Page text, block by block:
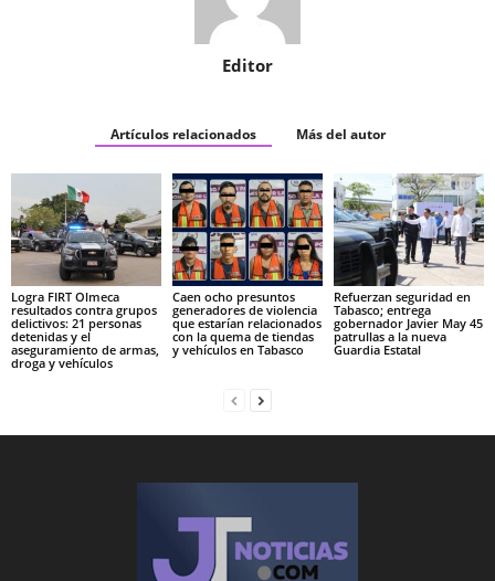
Editor
Artículos relacionados Más del autor
Logra FIRT Olmeca
resultados contra grupos
delictivos: 21 personas
detenidas y el
aseguramiento de armas,
droga y vehículos
Caen ocho presuntos
generadores de violencia
que estarían relacionados
con la quema de tiendas
y vehículos en Tabasco
Refuerzan seguridad en
Tabasco; entrega
gobernador Javier May 45
patrullas a la nueva
Guardia Estatal